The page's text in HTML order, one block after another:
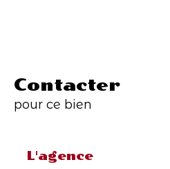
Contacter
pour ce bien
L'agence